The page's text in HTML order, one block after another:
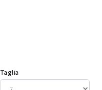
Taglia